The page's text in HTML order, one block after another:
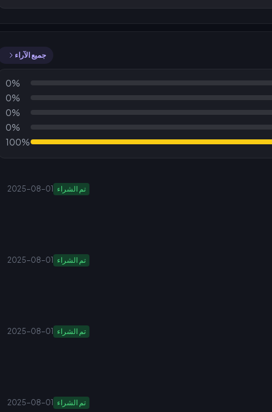
جميع الآراء
0%
0%
0%
0%
100%
تم الشراء 2025-08-01
تم الشراء 2025-08-01
تم الشراء 2025-08-01
تم الشراء 2025-08-01